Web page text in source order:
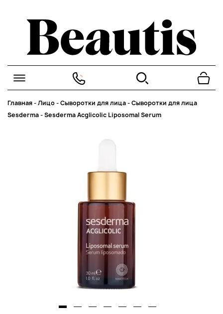
Главная-Лицо-Сыворотки для лица-Сыворотки для лица
Sesderma-Sesderma Acglicolic Liposomal Serum